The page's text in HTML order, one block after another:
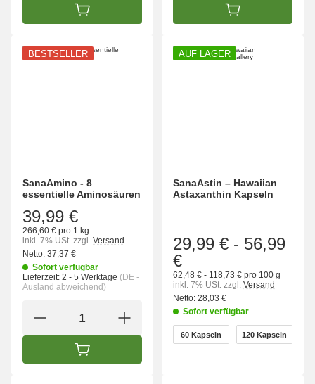
IN DEN WARENKORB IN DEN
BESTSELLER
SanaAmino - 8
essentielle Aminosäuren
39,99 €
266,60 € pro 1 kg
inkl. 7% USt. zzgl. Versand
Netto: 37,37 €
Sofort verfügbar
Lieferzeit: 2 - 5 Werktage (DE -
Ausland abweichend)
IN DEN WARENKORB
AUF LAGER
SanaAstin – Hawaiian
Astaxanthin Kapseln
29,99 € - 56,99
€
62,48 € - 118,73 € pro 100 g
inkl. 7% USt. zzgl. Versand
Netto: 28,03 €
Sofort verfügbar
wählen
60 Kapseln
60 Kapseln 120 Kapseln
120 Kapseln